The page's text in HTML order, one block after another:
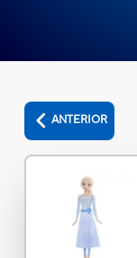
ANTERIOR